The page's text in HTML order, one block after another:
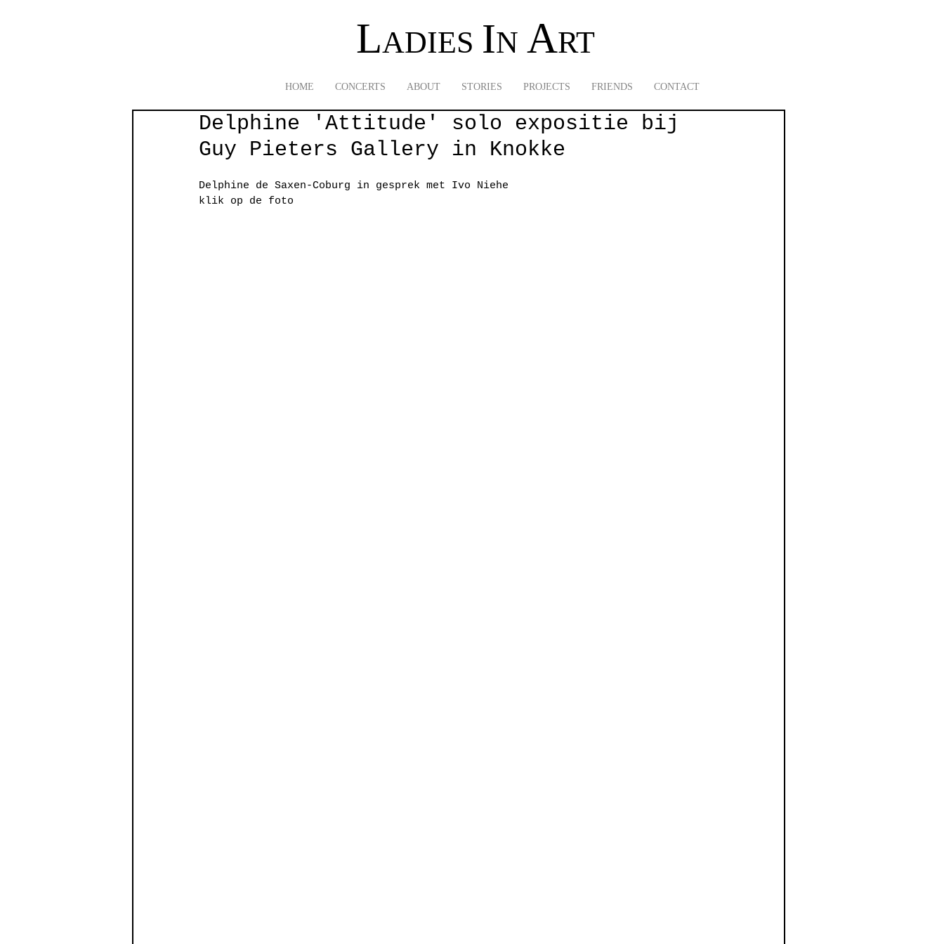
LADIES IN ART
HOME CONCERTS ABOUT STORIES PROJECTS FRIENDS CONTACT
Delphine 'Attitude' solo expositie bij
Guy Pieters Gallery in Knokke
Delphine de Saxen-Coburg in gesprek met Ivo Niehe
klik op de foto